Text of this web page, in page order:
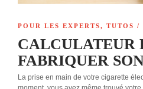
POUR LES EXPERTS, TUTOS /
CALCULATEUR
FABRIQUER
La prise en main de votre cigarette